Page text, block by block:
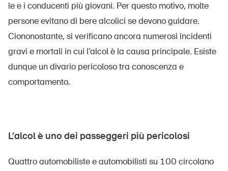
Posti vacanti
Ordinare & scaricare materiali
Corsi ed eventi
Delegate e delegati alla sicurezza e Comuni
Contatto e consulenza
le e i conducenti più giovani. Per questo motivo, molte
persone evitano di bere alcolici se devono guidare.
Ciononostante, si verificano ancora numerosi incidenti
gravi e mortali in cui l’alcol è la causa principale. Esiste
dunque un divario pericoloso tra conoscenza e
comportamento.
L’alcol è uno dei passeggeri più pericolosi
Quattro automobiliste e automobilisti su 100 circolano